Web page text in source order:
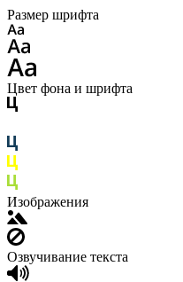
Размер шрифта
Цвет фона и шрифта
Изображения
Озвучивание текста